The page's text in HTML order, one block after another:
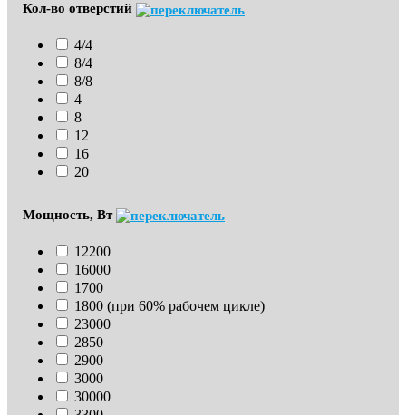
Кол-во отверстий
4/4
8/4
8/8
4
8
12
16
20
Мощность, Вт
12200
16000
1700
1800 (при 60% рабочем цикле)
23000
2850
2900
3000
30000